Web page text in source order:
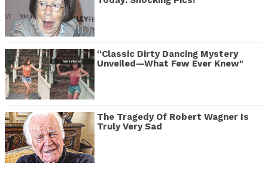
“Classic Dirty Dancing Mystery
Unveiled—What Few Ever Knew"
The Tragedy Of Robert Wagner Is
Truly Very Sad